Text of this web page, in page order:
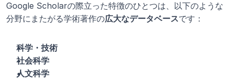
Google Scholarの際立った特徴のひとつは、以下のような
分野にまたがる学術著作の広大なデータベースです：
科学・技術
社会科学
人文科学